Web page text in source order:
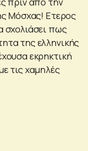
Μόσχας! Ετερος
σχολιάσει πως
της ελληνικής
εκρηκτική
τις χαμηλές